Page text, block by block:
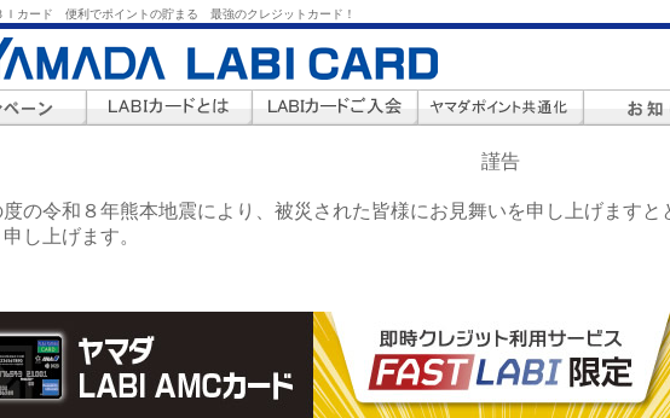
Ｉカード 便利でポイントの貯まる 最強のクレジットカード！
謹告
の令和８年熊本地震により、被災された皆様にお見舞いを申し上げますと
し上げます。